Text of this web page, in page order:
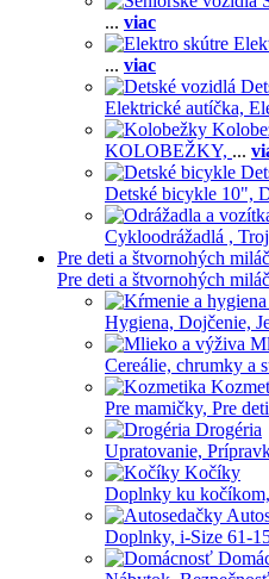
... viac
... viac
Elektrické autíčka,
KOLOBEŽKY, ...
Detské bicykle 10",
Cykloodrážadlá ,
Pre deti a štvornohých
Pre deti a štvornohých
Hygiena, Dojčenie,
Cereálie, chrumky a
Pre mamičky, Pre
Drogéria
Upratovanie,
Kočíky
Doplnky ku kočíkom,
Doplnky, i-Size 61-